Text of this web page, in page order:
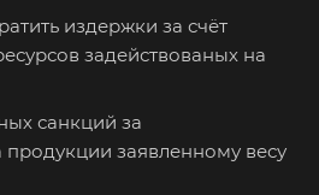
издержки за счёт
задействованых на
санкций за
продукции заявленному весу